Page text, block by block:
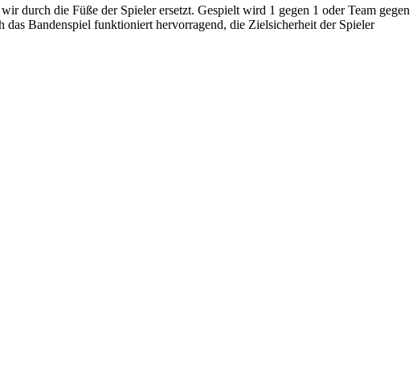
durch die Füße der Spieler ersetzt. Gespielt wird 1 gegen 1 oder Team gegen
das Bandenspiel funktioniert hervorragend, die Zielsicherheit der Spieler